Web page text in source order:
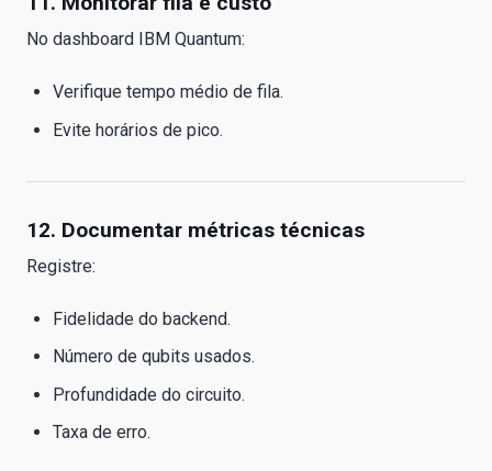
No dashboard IBM Quantum:
Verifique tempo médio de fila.
Evite horários de pico.
12. Documentar métricas técnicas
Registre:
Fidelidade do backend.
Número de qubits usados.
Profundidade do circuito.
Taxa de erro.